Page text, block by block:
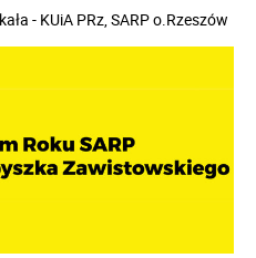
- KUiA PRz, SARP o.Rzeszów